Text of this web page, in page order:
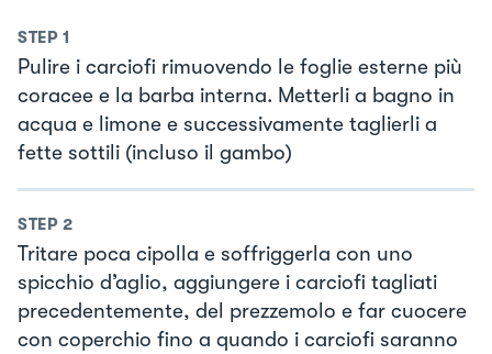
STEP 1
Pulire i carciofi rimuovendo le foglie esterne più
coracee e la barba interna. Metterli a bagno in
acqua e limone e successivamente taglierli a
fette sottili (incluso il gambo)
STEP 2
Tritare poca cipolla e soffriggerla con uno
spicchio d’aglio, aggiungere i carciofi tagliati
precedentemente, del prezzemolo e far cuocere
con coperchio fino a quando i carciofi saranno